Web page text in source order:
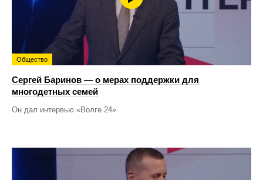
Общество
Сергей Баринов — о мерах поддержки для
многодетных семей
Он дал интервью «Волге 24».